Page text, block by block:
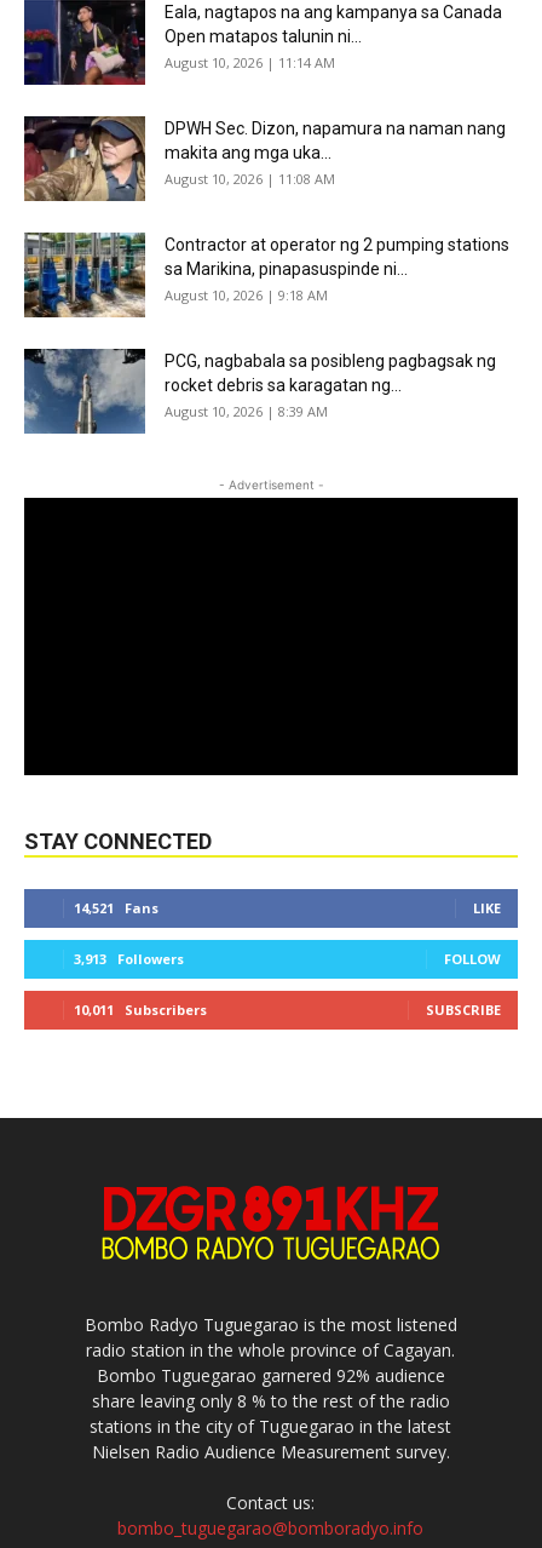
Eala, nagtapos na ang kampanya sa Canada
Open matapos talunin ni...
August 10, 2026 | 11:14 AM
DPWH Sec. Dizon, napamura na naman nang
makita ang mga uka...
August 10, 2026 | 11:08 AM
Contractor at operator ng 2 pumping stations
sa Marikina, pinapasuspinde ni...
August 10, 2026 | 9:18 AM
PCG, nagbabala sa posibleng pagbagsak ng
rocket debris sa karagatan ng...
August 10, 2026 | 8:39 AM
- Advertisement -
STAY CONNECTED
14,521 Fans LIKE
3,913 Followers FOLLOW
10,011 Subscribers SUBSCRIBE
Bombo Radyo Tuguegarao is the most listened
radio station in the whole province of Cagayan.
Bombo Tuguegarao garnered 92% audience
share leaving only 8 % to the rest of the radio
stations in the city of Tuguegarao in the latest
Nielsen Radio Audience Measurement survey.
Contact us:
bombo_tuguegarao@bomboradyo.info